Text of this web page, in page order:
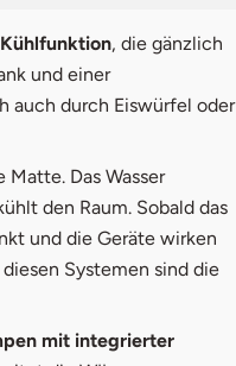
, die gänzlich
und einer
auch durch Eiswürfel oder
Das Wasser
den Raum. Sobald das
und die Geräte wirken
Systemen sind die
mit integrierter